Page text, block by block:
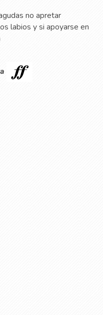
no apretar
labios y si apoyarse en